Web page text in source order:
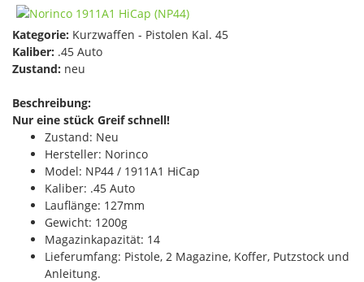
Kategorie: Kurzwaffen - Pistolen Kal. 45
Kaliber: .45 Auto
Zustand: neu
Beschreibung:
Nur eine stück Greif schnell!
Zustand: Neu
Hersteller: Norinco
Model: NP44 / 1911A1 HiCap
Kaliber: .45 Auto
Lauflänge: 127mm
Gewicht: 1200g
Magazinkapazität: 14
Lieferumfang: Pistole, 2 Magazine, Koffer, Putzstock und
Anleitung.